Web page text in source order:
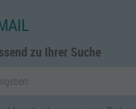
zu Ihrer Suche